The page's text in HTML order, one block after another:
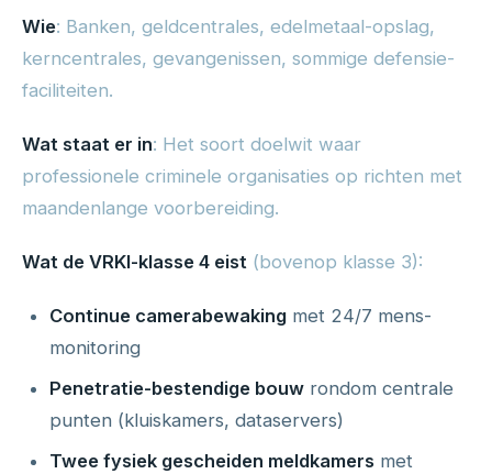
Wie: Banken, geldcentrales, edelmetaal-opslag,
kerncentrales, gevangenissen, sommige defensie-
faciliteiten.
Wat staat er in: Het soort doelwit waar
professionele criminele organisaties op richten met
maandenlange voorbereiding.
Wat de VRKI-klasse 4 eist (bovenop klasse 3):
Continue camerabewakingmet 24/7 mens-
monitoring
Penetratie-bestendige bouwrondom centrale
punten (kluiskamers, dataservers)
Twee fysiek gescheiden meldkamers met